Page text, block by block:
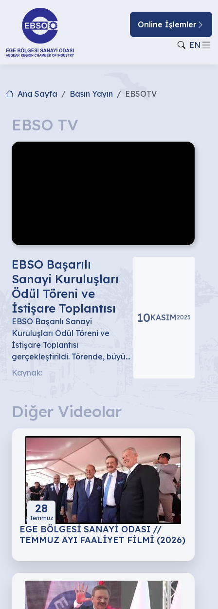
Online İşlemler
EN
Ana Sayfa Basın Yayın EBSOTV
EBSO TV
EBSO Başarılı
Sanayi Kuruluşları
Ödül Töreni ve
İstişare Toplantısı
EBSO Başarılı Sanayi
Kuruluşları Ödül Töreni ve
İstişare Toplantısı
gerçekleştirildi. Törende, büyük
firma ve KOBİ bazında en
yüksek üretim, en yüksek
üretim ve yatırım birincileri,
genç girişimci, EBSO üyeliğinde
50 yılı ve 60-70 yılı dolduran
firmalar ve TOBB öncülüğünde,
TEPAV ve TOBB ETÜ iş birliği ile
belirlenen Türkiye’nin en hızlı
büyüyen 100 şirketi arasında
yer alan üyeler ödüllendirildi.
Kaynak:
10KASIM 2025
Diğer Videolar
28
Temmuz
EGE BÖLGESİ SANAYİ ODASI //
TEMMUZ AYI FAALİYET FİLMİ (2026)